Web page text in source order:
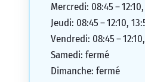
Mercredi: 08:45 –
Jeudi: 08:45 – 12:10,
Vendredi: 08:45 –
Samedi: fermé
Dimanche: fermé